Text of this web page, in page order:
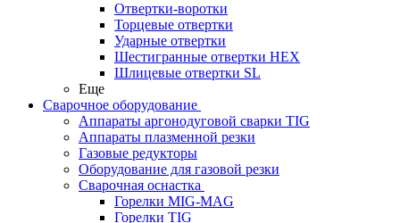
Отвертки-воротки
Торцевые отвертки
Ударные отвертки
Шестигранные отвертки HEX
Шлицевые отвертки SL
Еще
Сварочное оборудование
Аппараты аргонодуговой сварки TIG
Аппараты плазменной резки
Газовые редукторы
Оборудование для газовой резки
Сварочная оснастка
Горелки MIG-MAG
Горелки TIG